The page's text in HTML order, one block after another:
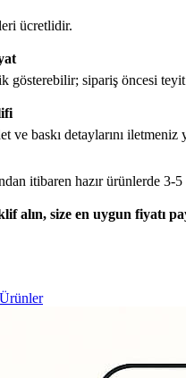
ücretlidir.
gösterebilir; sipariş öncesi
ve baskı detaylarını iletmeniz
itibaren hazır ürünlerde
alın, size en uygun fiyatı